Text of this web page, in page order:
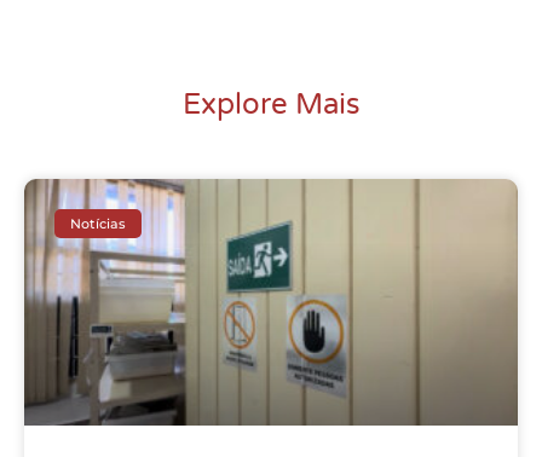
Explore Mais
Notícias